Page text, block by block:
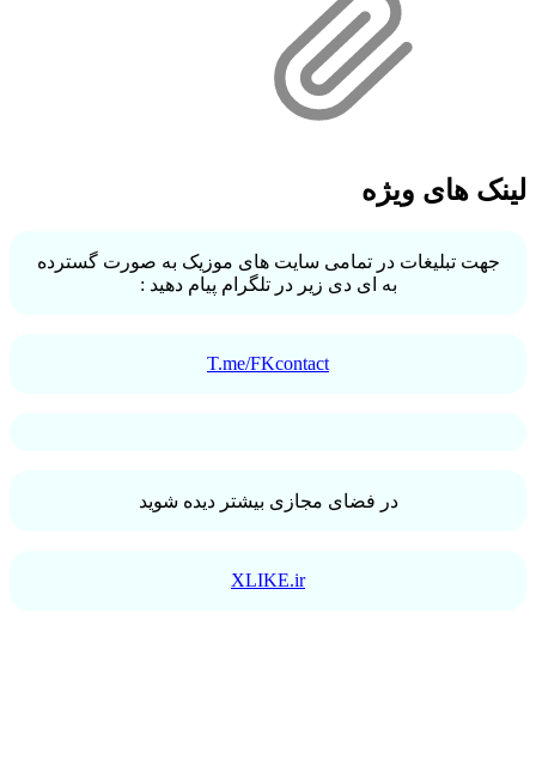
لینک های ویژه
جهت تبلیغات در تمامی سایت های موزیک به صورت گسترده
به ای دی زیر در تلگرام پیام دهید :
T.me/FKcontact
در فضای مجازی بیشتر دیده شوید
XLIKE.ir